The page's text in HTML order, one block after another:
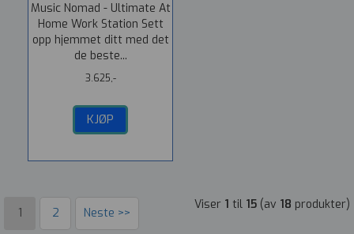
Music Nomad - Ultimate At
Home Work Station Sett
opp hjemmet ditt med det
de beste...
3.625,-
KJØP
1 2 Neste >>
Viser 1 til 15 (av 18 produkter)